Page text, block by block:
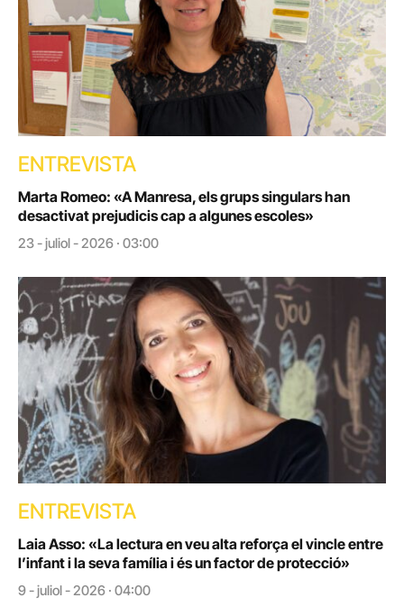
ENTREVISTA
Marta Romeo: «A Manresa, els grups singulars han
desactivat prejudicis cap a algunes escoles»
23 - juliol - 2026 · 03:00
ENTREVISTA
Laia Asso: «La lectura en veu alta reforça el vincle entre
l’infant i la seva família i és un factor de protecció»
9 - juliol - 2026 · 04:00